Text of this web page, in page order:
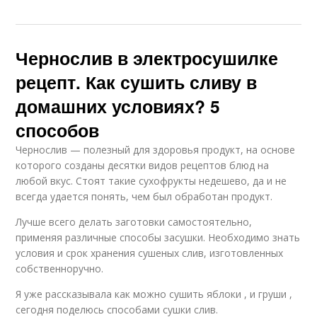
Чернослив в электросушилке
рецепт. Как сушить сливу в
домашних условиях? 5
способов
Чернослив — полезный для здоровья продукт, на основе
которого созданы десятки видов рецептов блюд на
любой вкус. Стоят такие сухофрукты недешево, да и не
всегда удается понять, чем был обработан продукт.
Лучше всего делать заготовки самостоятельно,
применяя различные способы засушки. Необходимо знать
условия и срок хранения сушеных слив, изготовленных
собственноручно.
Я уже рассказывала как можно сушить яблоки , и груши ,
сегодня поделюсь способами сушки слив.